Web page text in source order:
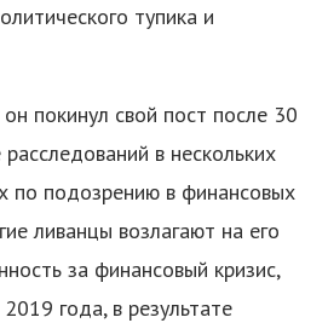
тупика и
покинул свой пост после 30
в нескольких
по подозрению в финансовых
ливанцы возлагают на его
за финансовый кризис,
года, в результате